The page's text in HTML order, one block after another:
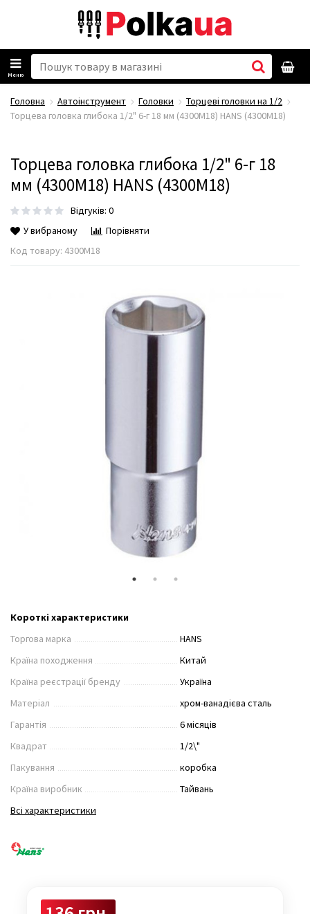
Меню
Головна Автоінструмент Головки
Торцеві головки на 1/2
Торцева головка глибока 1/2" 6-г 18 мм (4300M18) HANS (4300M18)
Торцева головка глибока 1/2" 6-г 18
мм (4300M18) HANS (4300M18)
Відгуків: 0
У вибраному
Порівняти
Код товару: 4300M18
Короткі характеристики
Торгова марка
HANS
Країна походження
Китай
Країна реєстрації бренду
Україна
Матеріал
хром-ванадієва сталь
Гарантія
6 місяців
Квадрат
1/2\"
Пакування
коробка
Країна виробник
Тайвань
Всі характеристики